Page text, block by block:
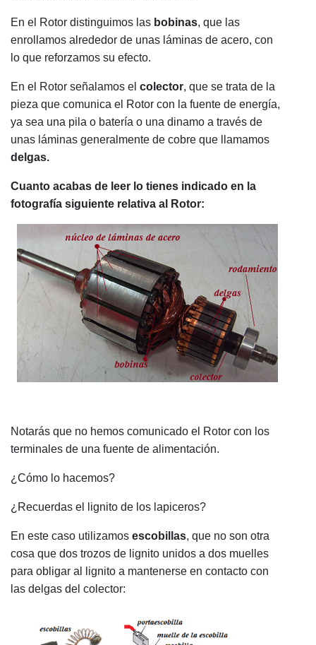
En el Rotor distinguimos las bobinas, que las
enrollamos alrededor de unas láminas de acero, con
lo que reforzamos su efecto.
En el Rotor señalamos el colector, que se trata de la
pieza que comunica el Rotor con la fuente de energía,
ya sea una pila o batería o una dinamo a través de
unas láminas generalmente de cobre que llamamos
delgas.
Cuanto acabas de leer lo tienes indicado en la
fotografía siguiente relativa al Rotor:
Notarás que no hemos comunicado el Rotor con los
terminales de una fuente de alimentación.
¿Cómo lo hacemos?
¿Recuerdas el lignito de los lapiceros?
En este caso utilizamos escobillas, que no son otra
cosa que dos trozos de lignito unidos a dos muelles
para obligar al lignito a mantenerse en contacto con
las delgas del colector: